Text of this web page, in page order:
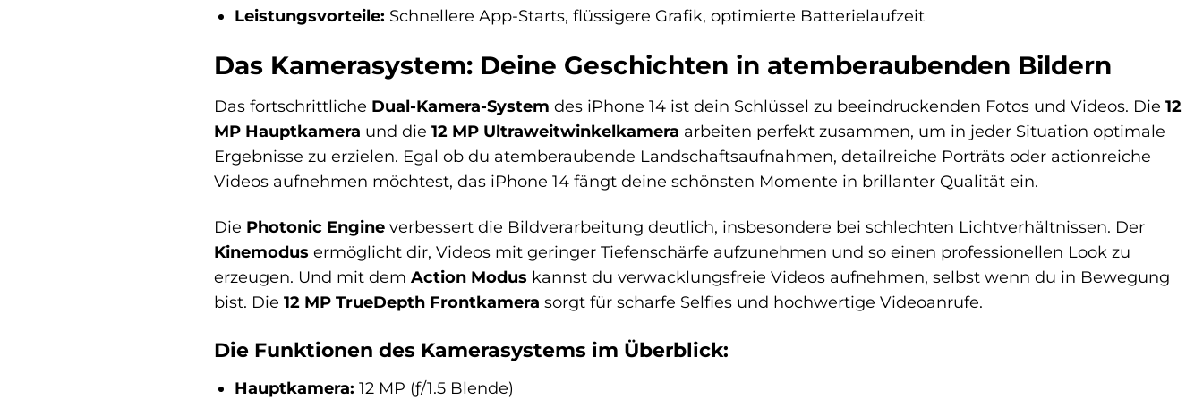
Leistungsvorteile: Schnellere App-Starts, flüssigere Grafik, optimierte Batterielaufzeit
Das Kamerasystem: Deine Geschichten in atemberaubenden Bildern
Das fortschrittliche Dual-Kamera-System des iPhone 14 ist dein Schlüssel zu beeindruckenden Fotos und Videos. Die 12
MP Hauptkamera und die 12 MP Ultraweitwinkelkamera arbeiten perfekt zusammen, um in jeder Situation optimale
Ergebnisse zu erzielen. Egal ob du atemberaubende Landschaftsaufnahmen, detailreiche Porträts oder actionreiche
Videos aufnehmen möchtest, das iPhone 14 fängt deine schönsten Momente in brillanter Qualität ein.
Die Photonic Engine verbessert die Bildverarbeitung deutlich, insbesondere bei schlechten Lichtverhältnissen. Der
Kinemodus ermöglicht dir, Videos mit geringer Tiefenschärfe aufzunehmen und so einen professionellen Look zu
erzeugen. Und mit dem Action Modus kannst du verwacklungsfreie Videos aufnehmen, selbst wenn du in Bewegung
bist. Die 12 MP TrueDepth Frontkamera sorgt für scharfe Selfies und hochwertige Videoanrufe.
Die Funktionen des Kamerasystems im Überblick:
Hauptkamera: 12 MP (ƒ/1.5 Blende)